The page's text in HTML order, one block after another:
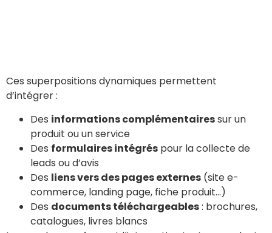
Ces superpositions dynamiques permettent
d’intégrer :
Des informations complémentairessur un
produit ou un service
Des formulaires intégrés pour la collecte de
leads ou d’avis
Des liens vers des pages externes (site e-
commerce, landing page, fiche produit…)
Des documents téléchargeables: brochures,
catalogues, livres blancs